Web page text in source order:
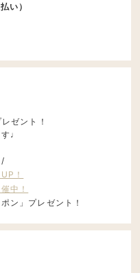
い）
ゼント！
♩
/
！
中！
ン」プレゼント！